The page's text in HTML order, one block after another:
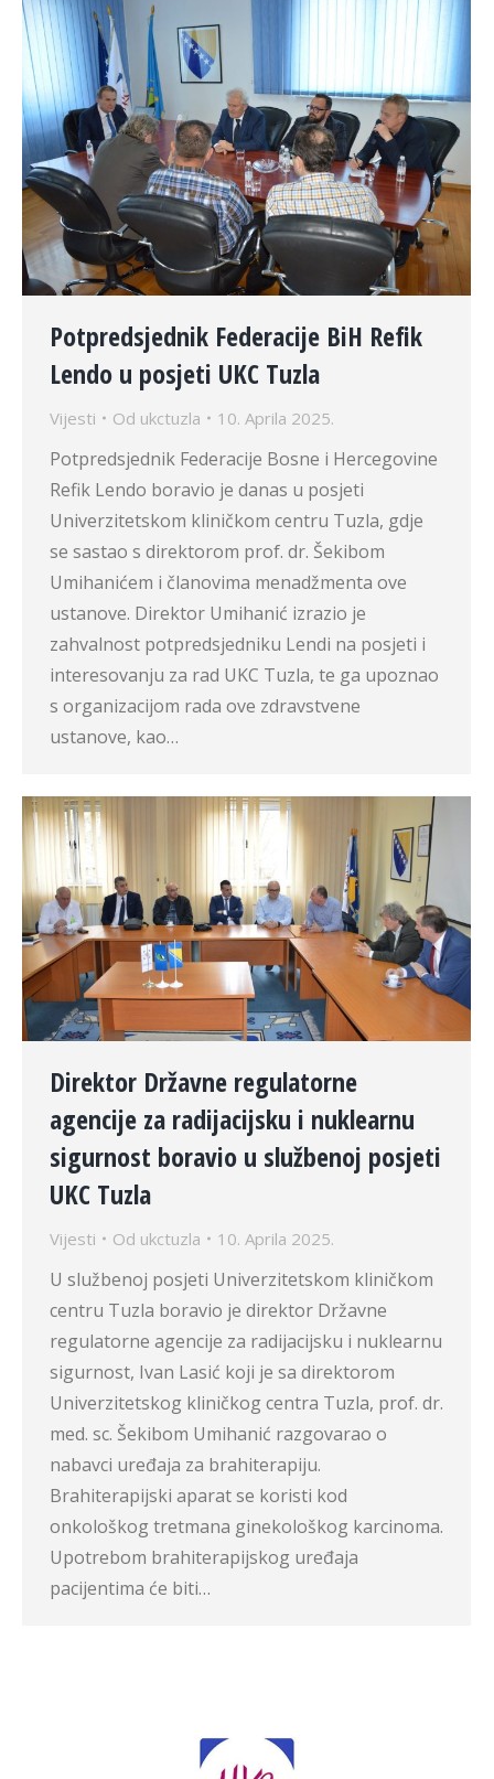
Potpredsjednik Federacije BiH Refik
Lendo u posjeti UKC Tuzla
Vijesti Od ukctuzla 10. Aprila 2025.
Potpredsjednik Federacije Bosne i Hercegovine
Refik Lendo boravio je danas u posjeti
Univerzitetskom kliničkom centru Tuzla, gdje
se sastao s direktorom prof. dr. Šekibom
Umihanićem i članovima menadžmenta ove
ustanove. Direktor Umihanić izrazio je
zahvalnost potpredsjedniku Lendi na posjeti i
interesovanju za rad UKC Tuzla, te ga upoznao
s organizacijom rada ove zdravstvene
ustanove, kao…
Direktor Državne regulatorne
agencije za radijacijsku i nuklearnu
sigurnost boravio u službenoj posjeti
UKC Tuzla
Vijesti Od ukctuzla 10. Aprila 2025.
U službenoj posjeti Univerzitetskom kliničkom
centru Tuzla boravio je direktor Državne
regulatorne agencije za radijacijsku i nuklearnu
sigurnost, Ivan Lasić koji je sa direktorom
Univerzitetskog kliničkog centra Tuzla, prof. dr.
med. sc. Šekibom Umihanić razgovarao o
nabavci uređaja za brahiterapiju.
Brahiterapijski aparat se koristi kod
onkološkog tretmana ginekološkog karcinoma.
Upotrebom brahiterapijskog uređaja
pacijentima će biti…